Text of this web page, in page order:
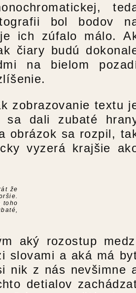
bol bodov
ich zúfalo málo.
čiary budú
na bielom
zobrazovanie textu
sa dali zubaté
obrázok sa rozpil,
vyzerá krajšie
že
toho
aký rozostup
slovami a aká má
nik z nás nevšimne
detialov